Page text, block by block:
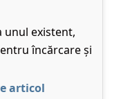
unul existent,
încărcare și
articol